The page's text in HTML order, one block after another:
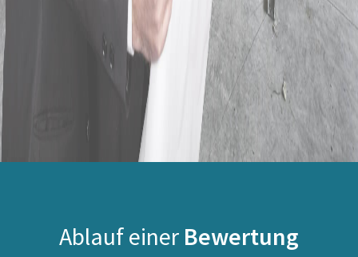
Ablauf einer Bewertung